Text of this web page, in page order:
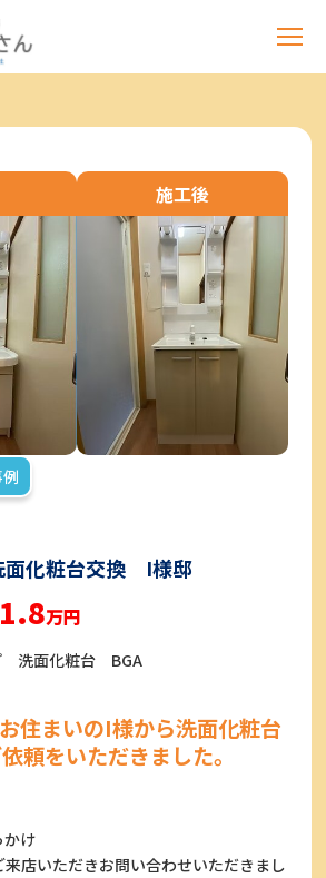
施工後
化粧台交換 I様邸
万円
洗面化粧台 BGA
住まいのI様から洗面化粧台
頼をいただきました。
かけ
店いただきお問い合わせいただきまし